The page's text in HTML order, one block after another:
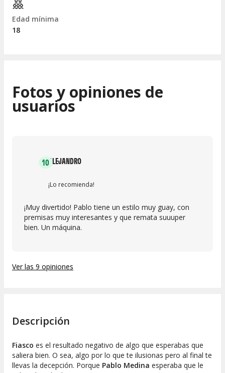
Edad mínima
18
Fotos y opiniones de
usuarios
10ALEJANDRO
¡Lo recomienda!
¡Muy divertido! Pablo tiene un estilo muy guay, con
premisas muy interesantes y que remata suuuper
bien. Un máquina.
Ver las 9 opiniones
Descripción
Fiasco es el resultado negativo de algo que esperabas que
saliera bien. O sea, algo por lo que te ilusionas pero al final te
llevas la decepción. Porque Pablo Medina esperaba que le